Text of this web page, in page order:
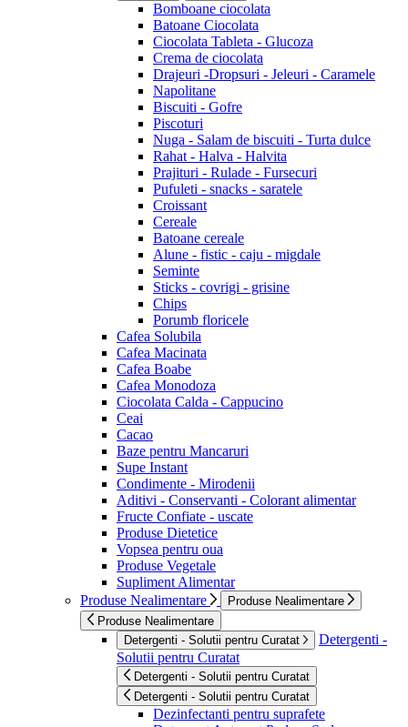
Bomboane ciocolata
Batoane Ciocolata
Ciocolata Tableta - Glucoza
Crema de ciocolata
Drajeuri -Dropsuri - Jeleuri - Caramele
Napolitane
Biscuiti - Gofre
Piscoturi
Nuga - Salam de biscuiti - Turta dulce
Rahat - Halva - Halvita
Prajituri - Rulade - Fursecuri
Pufuleti - snacks - saratele
Croissant
Cereale
Batoane cereale
Alune - fistic - caju - migdale
Seminte
Sticks - covrigi - grisine
Chips
Porumb floricele
Cafea Solubila
Cafea Macinata
Cafea Boabe
Cafea Monodoza
Ciocolata Calda - Cappucino
Ceai
Cacao
Baze pentru Mancaruri
Supe Instant
Condimente - Mirodenii
Aditivi - Conservanti - Colorant alimentar
Fructe Confiate - uscate
Produse Dietetice
Vopsea pentru oua
Produse Vegetale
Supliment Alimentar
Produse Nealimentare
Produse Nealimentare
Produse Nealimentare
Detergenti - Solutii pentru Curatat
Detergenti -
Solutii pentru Curatat
Detergenti - Solutii pentru Curatat
Detergenti - Solutii pentru Curatat
Dezinfectanti pentru suprafete